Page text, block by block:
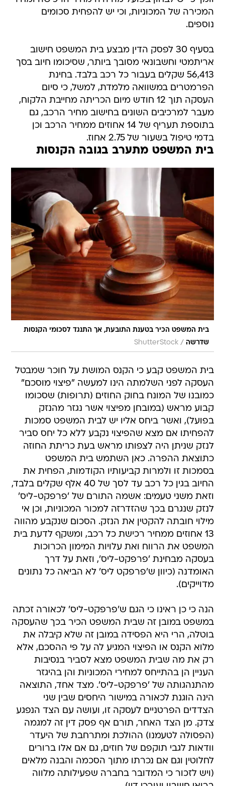
המכירה של המכוניות, וכי יש להפחית סכומים
נוספים.
בסעיף 30 לפסק הדין מבצע בית המשפט חישוב
אריתמטי וחשבונאי מסובך ביותר, שסיכומו חיוב בסך
56,413 שקלים בעבור כל רכב בלבד. בחינת
הפרמטרים במשוואה מלמדת, למשל, כי סיום
העסקה תוך 12 חודש מיום הכריתה מחייבת הלקוח,
מעבר למרכיבים השונים בחישוב מחיר הרכב, גם
בתוספת תעריף של 14 אחוזים ממחיר הרכב וכן
בדמי טיפול בשעור של 2.75 אחוז.
בית המשפט מתערב בגובה הקנסות
בית המשפט הכיר בטענת התובעת, אך התנגד לסכומי הקנסות
שדרשה /
ShutterStock
בית המשפט קבע כי הקנס המושת על חוכר שמבטל
העסקה לפני השלמתה הינו למעשה "פיצוי מוסכם"
כמובנו של המונח בחוק החוזים (תרופות) שסכומו
קבוע מראש (במובחן מפיצוי אשר נגזר מהנזק
בפועל), ואשר ביחס אליו יש לבית המשפט סמכות
להפחיתו אם מצא שהפיצוי נקבע ללא כל יחס סביר
לנזק שניתן היה לצפותו מראש בעת כריתת החוזה
כתוצאת ההפרה. כאן השתמש בית המשפט
בסמכות זו ולמרות קביעותיו הקודמות, הפחית את
החיוב בגין כל רכב עד לסך של 40 אלף שקלים בלבד,
וזאת משני טעמים: אשמה התורם של 'פרפקט-ליס'
לנזק שנגרם בכך שהזדרזה למכור המכוניות, וכן אי
מילוי חובתה להקטין את הנזק. הסכום שנקבע מהווה
13 אחוזים ממחיר רכישת כל רכב, ומשקף לדעת בית
המשפט את הרווח ואת עלויות המימון הכרוכות
בעסקה מבחינת 'פרפקט-ליס', וזאת על דרך
האומדנה (כיוון ש'פרפקט ליס' לא הביאה כל נתונים
מדוייקים).
הנה כי כן ראינו כי הגם ש'פרפקט-ליס' לכאורה זכתה
במשפט במובן זה שבית המשפט הכיר בכך שהעסקה
בוטלה, הרי היא הפסידה במובן זה שלא קיבלה את
מלוא הקנס או הפיצוי המגיע לה על פי ההסכם, אלא
רק את מה שבית המשפט מצא לסביר בנסיבות
העניין הן בהתייחס למחירי המכוניות והן בהיגזר
מהתנהגותה של 'פרפקט-ליס'. מצד אחד, התוצאה
הינה הוגנת לכאורה במישור היחסים שבין שני
הצדדים הפרטניים לעסקה זו, ועושה עם הצד הנפגע
צדק. מן הצד האחר, תורם אף פסק דין זה למגמה
(הפסולה לטעמנו) ההולכת ומתרחבת של היעדר
וודאות לגבי תוקפם של חוזים, גם אם אלו ברורים
לחלוטין וגם אם נכרתו מתוך הסכמה והבנה מלאים
(ויש לזכור כי המדובר בחברה שפעילותה מלווה